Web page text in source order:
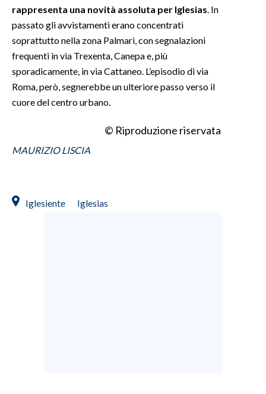
EVENTI
3 MINUTI CON
INSULARITÀ
ABBONATI
PUBBLICITÀ
rappresenta una novità assoluta per Iglesias . In
passato gli avvistamenti erano concentrati
soprattutto nella zona Palmari, con segnalazioni
frequenti in via Trexenta, Canepa e, più
sporadicamente, in via Cattaneo. L’episodio di via
Roma, però, segnerebbe un ulteriore passo verso il
cuore del centro urbano.
© Riproduzione riservata
MAURIZIO LISCIA
Iglesiente Iglesias